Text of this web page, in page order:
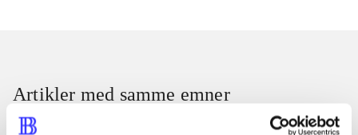
Artikler med samme emner
Fra